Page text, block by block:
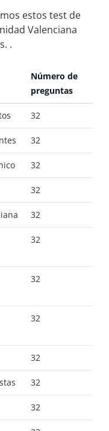
estos test de
Valenciana
.
Número de
preguntas
32
32
32
32
32
32
32
32
32
32
32